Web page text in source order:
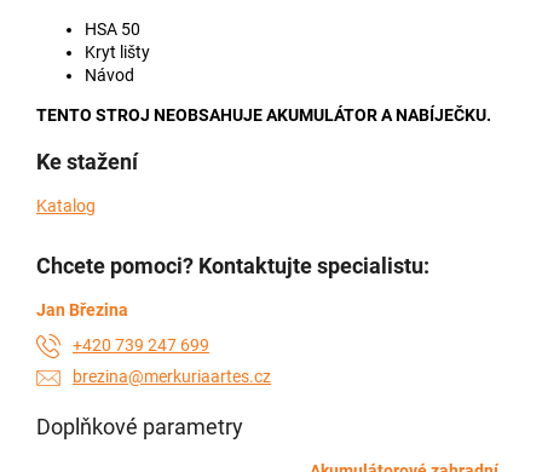
HSA 50
Kryt lišty
Návod
TENTO STROJ NEOBSAHUJE AKUMULÁTOR A NABÍJEČKU.
Ke stažení
Katalog
Chcete pomoci? Kontaktujte specialistu:
Jan Březina
+420 739 247 699
brezina@merkuriaartes.cz
Doplňkové parametry